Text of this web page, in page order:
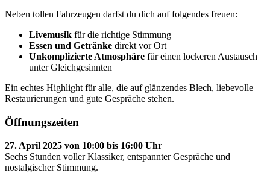
Neben tollen Fahrzeugen darfst du dich auf folgendes freuen:
Livemusik für die richtige Stimmung
Essen und Getränke direkt vor Ort
Unkomplizierte Atmosphäre für einen lockeren Austausch
unter Gleichgesinnten
Ein echtes Highlight für alle, die auf glänzendes Blech, liebevolle
Restaurierungen und gute Gespräche stehen.
Öffnungszeiten
27. April 2025 von 10:00 bis 16:00 Uhr
Sechs Stunden voller Klassiker, entspannter Gespräche und
nostalgischer Stimmung.